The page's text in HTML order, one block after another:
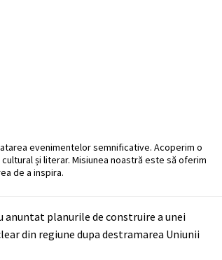
evenimentelor semnificative. Acoperim o
și literar. Misiunea noastră este să oferim
de a inspira.
anuntat planurile de construire a unei
din regiune dupa destramarea Uniunii